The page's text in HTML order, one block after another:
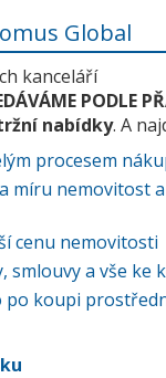
Global
kanceláří
PODLE
nabídky. A
procesem
míru nemovitost
cenu nemovitosti
smlouvy a vše ke
po koupi